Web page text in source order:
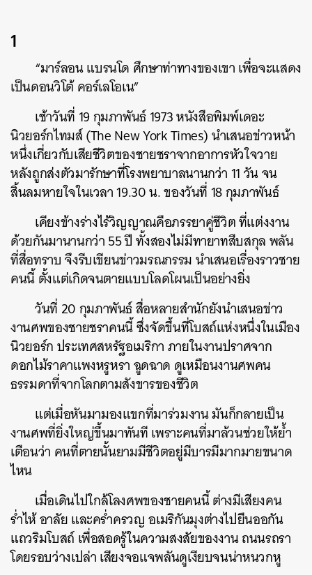
1
“มาร์ลอน แบรนโด ศึกษาท่าทางของเขา เพื่อจะแสดง
เป็นดอนวิโต้ คอร์เลโอเน”
เช้าวันที่ 19 กุมภาพันธ์ 1973 หนังสือพิมพ์เดอะ
นิวยอร์กไทมส์ (The New York Times) นำเสนอข่าวหน้า
หนึ่งเกี่ยวกับเสียชีวิตของชายชราจากอาการหัวใจวาย
หลังถูกส่งตัวมารักษาที่โรงพยาบาลนานกว่า 11 วัน จน
สิ้นลมหายใจในเวลา 19.30 น. ของวันที่ 18 กุมภาพันธ์
เคียงข้างร่างไร้วิญญาณคือภรรยาคู่ชีวิต ที่แต่งงาน
ด้วยกันมานานกว่า 55 ปี ทั้งสองไม่มีทายาทสืบสกุล พลัน
ที่สื่อทราบ จึงรีบเขียนข่าวมรณกรรม นำเสนอเรื่องราวชาย
คนนี้ ตั้งแต่เกิดจนตายแบบโลดโผนเป็นอย่างยิ่ง
วันที่ 20 กุมภาพันธ์ สื่อหลายสำนักยังนำเสนอข่าว
งานศพของชายชราคนนี้ ซึ่งจัดขึ้นที่โบสถ์แห่งหนึ่งในเมือง
นิวยอร์ก ประเทศสหรัฐอเมริกา ภายในงานปราศจาก
ดอกไม้ราคาแพงหรูหรา ฉูดฉาด ดูเหมือนงานศพคน
ธรรมดาที่จากโลกตามสังขารของชีวิต
แต่เมื่อหันมามองแขกที่มาร่วมงาน มันก็กลายเป็น
งานศพที่ยิ่งใหญ่ขึ้นมาทันที เพราะคนที่มาล้วนช่วยให้ย้ำ
เตือนว่า คนที่ตายนั้นยามมีชีวิตอยู่มีบารมีมากมายขนาด
ไหน
เมื่อเดินไปใกล้โลงศพของชายคนนี้ ต่างมีเสียงคน
ร่ำไห้ อาลัย และคร่ำครวญ อเมริกันมุงต่างไปยืนออกัน
แถวริมโบสถ์ เพื่อสอดรู้ในความสงสัยของงาน ถนนรถรา
โดยรอบว่างเปล่า เสียงจอแจพลันดูเงียบจนน่าหนวกหู